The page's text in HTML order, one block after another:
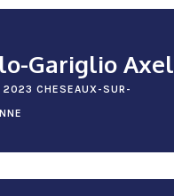
Gariglio Axel
2023 CHESEAUX-SUR-